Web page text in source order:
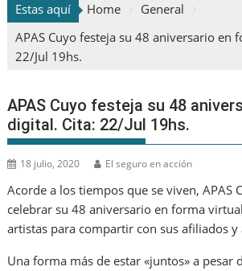
Estas aquí Home
General
APAS Cuyo festeja su 48 aniversario en
22/Jul 19hs.
APAS Cuyo festeja su 48
digital. Cita: 22/Jul 19hs.
18 julio, 2020 El seguro en acción
Acorde a los tiempos que se viven, APAS
celebrar su 48 aniversario en forma
artistas para compartir con sus afiliados y
Una forma más de estar «juntos» a pesar